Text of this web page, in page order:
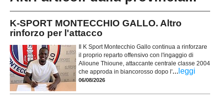
K-SPORT MONTECCHIO GALLO. Altro
rinforzo per l'attacco
Il K Sport Montecchio Gallo continua a rinforzare
il proprio reparto offensivo con l'ingaggio di
Alioune Thioune, attaccante centrale classe 2004
che approda in biancorosso dopo l'... leggi
06/08/2026